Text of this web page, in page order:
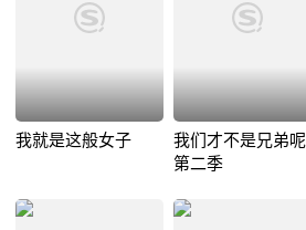
我就是这般女子
我们才不是兄弟呢
第二季